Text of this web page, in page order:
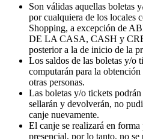
Son válidas aquellas boletas
por cualquiera de los locales
Shopping, a excepción de
DE LA CASA, CASH y
posterior a la de inicio de la
Los saldos de las boletas y/o
computarán para la
otras personas.
Las boletas y/o tickets
sellarán y devolverán, no
canje nuevamente.
El canje se realizará en forma
presencial, por lo tanto, no